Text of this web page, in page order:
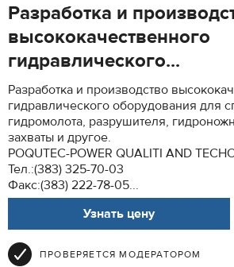
Разработка и
высококачественного
гидравлического...
Разработка и производство
гидравлического оборудования для
гидромолота, разрушителя,
захваты и другое.
POQUTEC-POWER QUALITI AND
Тел.:(383) 325-70-03
Факс:(383) 222-78-05...
Узнать цену
ПРОВЕРЯЕТСЯ МОДЕРАТОРОМ